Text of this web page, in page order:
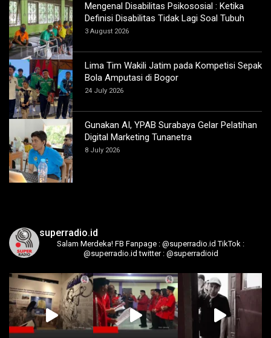
Mengenal Disabilitas Psikososial : Ketika
Definisi Disabilitas Tidak Lagi Soal Tubuh
3 August 2026
Lima Tim Wakili Jatim pada Kompetisi Sepak
Bola Amputasi di Bogor
24 July 2026
Gunakan AI, YPAB Surabaya Gelar Pelatihan
Digital Marketing Tunanetra
8 July 2026
superradio.id
Salam Merdeka! FB Fanpage : @superradio.id TikTok :
@superradio.id twitter : @superradioid